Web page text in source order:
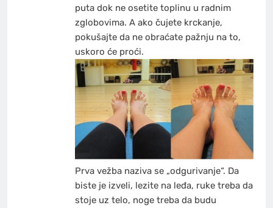
puta dok ne osetite toplinu u radnim
zglobovima. A ako čujete krckanje,
pokušajte da ne obraćate pažnju na to,
uskoro će proći.
Prva vežba naziva se „odgurivanje“. Da
biste je izveli, lezite na leđa, ruke treba da
stoje uz telo, noge treba da budu